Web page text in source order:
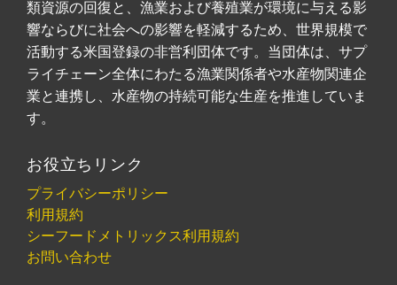
類資源の回復と、漁業および養殖業が環境に与える影
響ならびに社会への影響を軽減するため、世界規模で
活動する米国登録の非営利団体です。当団体は、サプ
ライチェーン全体にわたる漁業関係者や水産物関連企
業と連携し、水産物の持続可能な生産を推進していま
す。
お役立ちリンク
プライバシーポリシー
利用規約
シーフードメトリックス利用規約
お問い合わせ